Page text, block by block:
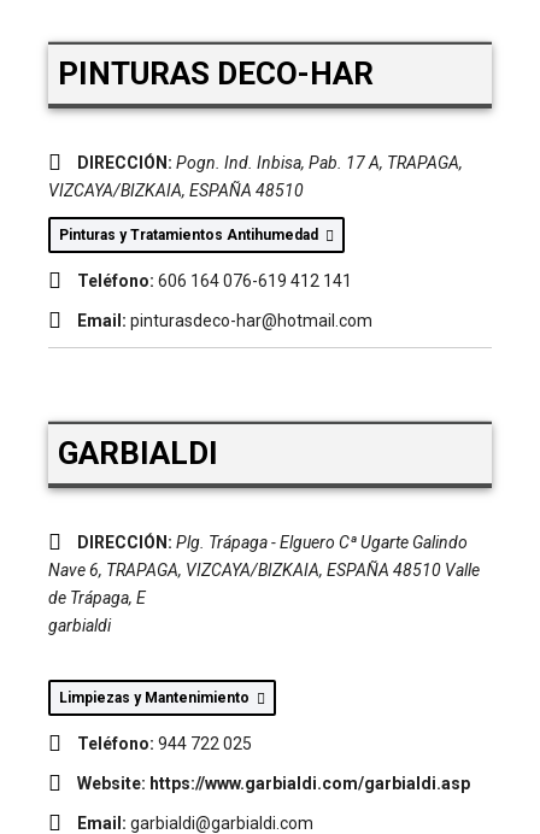
PINTURAS DECO-HAR
DIRECCIÓN: Pogn. Ind. Inbisa, Pab. 17 A, TRAPAGA,
VIZCAYA/BIZKAIA, ESPAÑA 48510
Pinturas y Tratamientos Antihumedad
Teléfono: 606 164 076-619 412 141
Email: pinturasdeco-har@hotmail.com
GARBIALDI
DIRECCIÓN: Plg. Trápaga - Elguero Cª Ugarte Galindo
Nave 6, TRAPAGA, VIZCAYA/BIZKAIA, ESPAÑA 48510 Valle
de Trápaga, E
garbialdi
Limpiezas y Mantenimiento
Teléfono: 944 722 025
Website: https://www.garbialdi.com/garbialdi.asp
Email: garbialdi@garbialdi.com